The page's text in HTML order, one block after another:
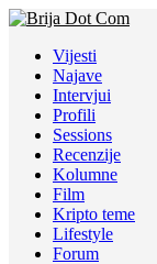
Vijesti
Najave
Intervjui
Profili
Sessions
Recenzije
Kolumne
Film
Kripto teme
Lifestyle
Forum